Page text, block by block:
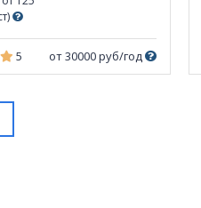
5 от 30000 руб/год